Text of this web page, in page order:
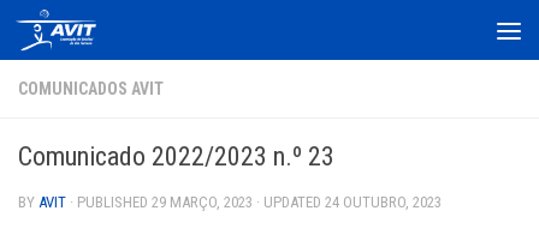
Skip to content
COMUNICADOS AVIT
Comunicado 2022/2023 n.º 23
BY AVIT · PUBLISHED 29 MARÇO, 2023 · UPDATED 24 OUTUBRO, 2023